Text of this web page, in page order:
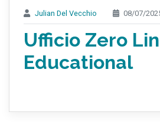
Julian Del Vecchio 08/07/
Ufficio Zero
Educational